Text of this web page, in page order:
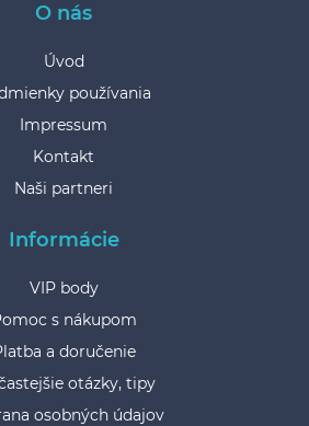
O nás
Úvod
používania
Impressum
Kontakt
Naši partneri
Informácie
VIP body
s nákupom
a doručenie
otázky, tipy
osobných údajov